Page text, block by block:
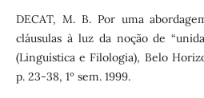
DECAT, M. B. Por uma
cláusulas à luz da noção de
(Linguística e Filologia), Belo
p. 23-38, 1º sem. 1999.